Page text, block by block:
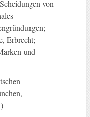
von
Erbrecht;
und